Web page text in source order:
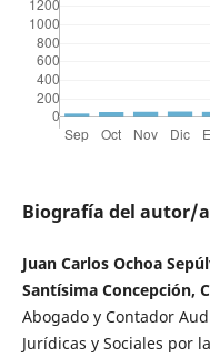
Biografía del autor/a
Juan Carlos Ochoa
Santísima Concepción,
Abogado y Contador
Jurídicas y Sociales por